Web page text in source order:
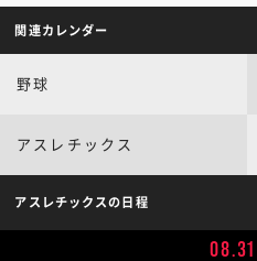
関連カレンダー
野球
アスレチックス
アスレチックスの日程
08.31